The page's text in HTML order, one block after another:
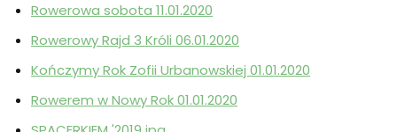
Rowerowa sobota 11.01.2020
Rowerowy Rajd 3 Króli 06.01.2020
Kończymy Rok Zofii Urbanowskiej 01.01.2020
Rowerem w Nowy Rok 01.01.2020